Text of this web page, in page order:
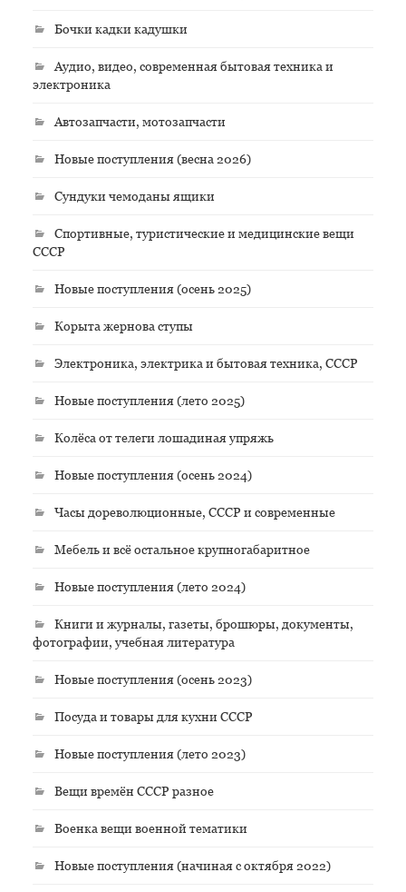
Бочки кадки кадушки
Аудио, видео, современная бытовая техника и
электроника
Автозапчасти, мотозапчасти
Новые поступления (весна 2026)
Сундуки чемоданы ящики
Спортивные, туристические и медицинские вещи
СССР
Новые поступления (осень 2025)
Корыта жернова ступы
Электроника, электрика и бытовая техника, СССР
Новые поступления (лето 2025)
Колёса от телеги лошадиная упряжь
Новые поступления (осень 2024)
Часы дореволюционные, СССР и современные
Мебель и всё остальное крупногабаритное
Новые поступления (лето 2024)
Книги и журналы, газеты, брошюры, документы,
фотографии, учебная литература
Новые поступления (осень 2023)
Посуда и товары для кухни СССР
Новые поступления (лето 2023)
Вещи времён СССР разное
Военка вещи военной тематики
Новые поступления (начиная с октября 2022)